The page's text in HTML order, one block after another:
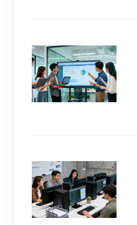
格
常
见